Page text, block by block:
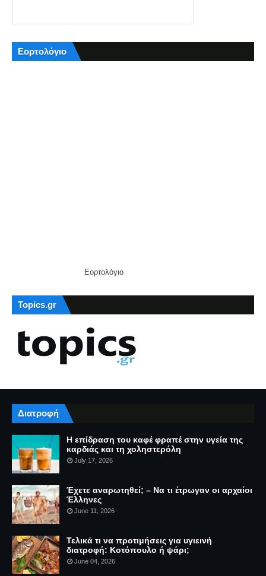
Εορτολόγιο
Εορτολόγιο
Topics.gr
Διατροφή
Η επίδραση του καφέ φραπέ στην υγεία της
καρδιάς και τη χοληστερόλη
July 17, 2026
Έχετε αναρωτηθεί; – Να τι έτρωγαν οι αρχαίοι
Έλληνες
June 11, 2026
Τελικά τι να προτιμήσεις για υγιεινή
διατροφή: Κοτόπουλο ή ψάρι;
June 04, 2026